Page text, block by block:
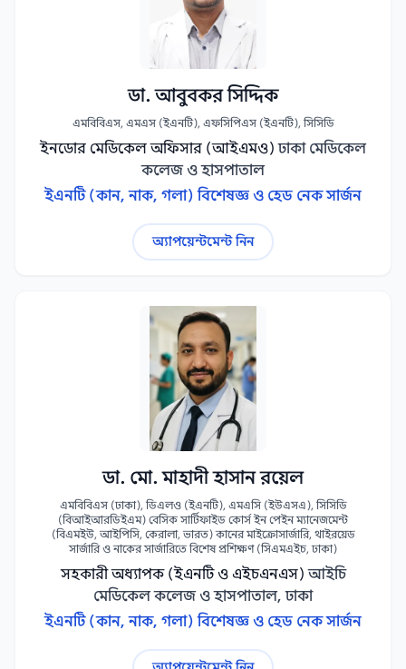
ডা. আবুবকর সিদ্দিক
এমবিবিএস, এমএস (ইএনটি), এফসিপিএস (ইএনটি), সিসিডি
ইনডোর মেডিকেল অফিসার (আইএমও) ঢাকা মেডিকেল
কলেজ ও হাসপাতাল
ইএনটি (কান, নাক, গলা) বিশেষজ্ঞ ও হেড নেক সার্জন
অ্যাপয়েন্টমেন্ট নিন
ডা. মো. মাহাদী হাসান রয়েল
এমবিবিএস (ঢাকা), ডিএলও (ইএনটি), এমএসি (ইউএসএ), সিসিডি
(বিআইআরডিইএম) বেসিক সার্টিফাইড কোর্স ইন পেইন ম্যানেজমেন্ট
(বিএমইউ, আইপিসি, কেরালা, ভারত) কানের মাইক্রোসার্জারি, থাইরয়েড
সার্জারি ও নাকের সার্জারিতে বিশেষ প্রশিক্ষণ (সিএমএইচ, ঢাকা)
সহকারী অধ্যাপক (ইএনটি ও এইচএনএস) আইচি
মেডিকেল কলেজ ও হাসপাতাল, ঢাকা
ইএনটি (কান, নাক, গলা) বিশেষজ্ঞ ও হেড নেক সার্জন